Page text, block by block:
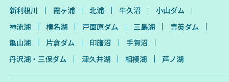
新利根川 霞ヶ浦 北浦 牛久沼
小山ダム
神流湖
榛名湖 戸面原ダム 三島湖
豊英ダム
亀山湖
片倉ダム 印旛沼
手賀沼
丹沢湖・三保ダム
津久井湖 相模湖 芦ノ湖